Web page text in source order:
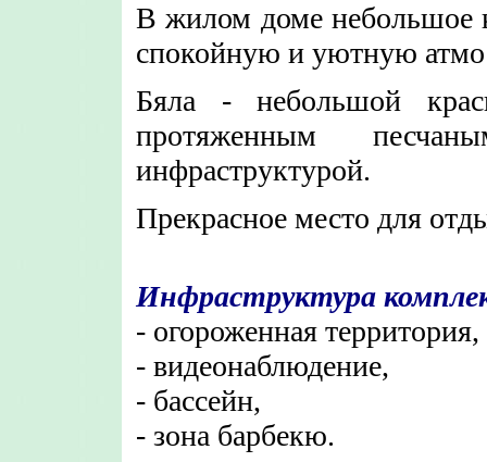
В жилом доме небольшое
спокойную и уютную
Бяла - небольшой
протяженным
инфраструктурой.
Прекрасное место для
Инфраструктура
- огороженная территория,
- видеонаблюдение,
- бассейн,
- зона барбекю.